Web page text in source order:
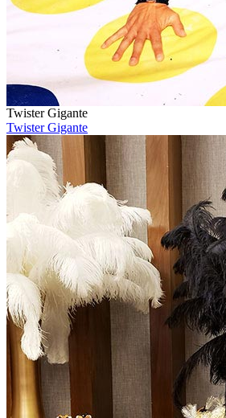
Twister Gigante
Twister Gigante